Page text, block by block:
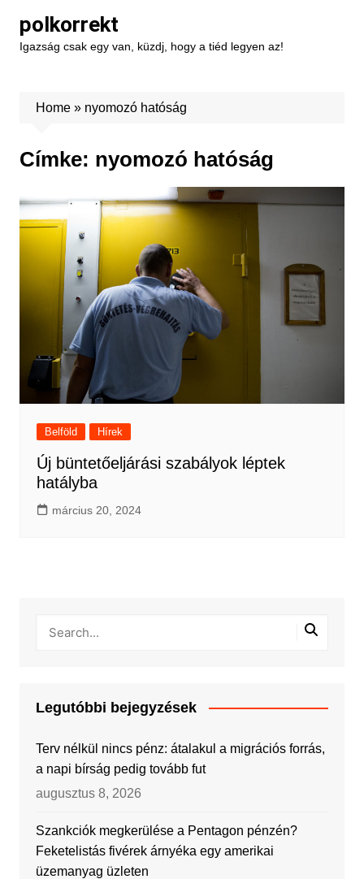
content
polkorrekt
Igazság csak egy van, küzdj, hogy a tiéd legyen az!
Home» nyomozó hatóság
Címke: nyomozó hatóság
Belföld Hírek
Új büntetőeljárási szabályok léptek
hatályba
március 20, 2024
Legutóbbi bejegyzések
Terv nélkül nincs pénz: átalakul a migrációs forrás,
a napi bírság pedig tovább fut
augusztus 8, 2026
Szankciók megkerülése a Pentagon pénzén?
Feketelistás fivérek árnyéka egy amerikai
üzemanyag üzleten